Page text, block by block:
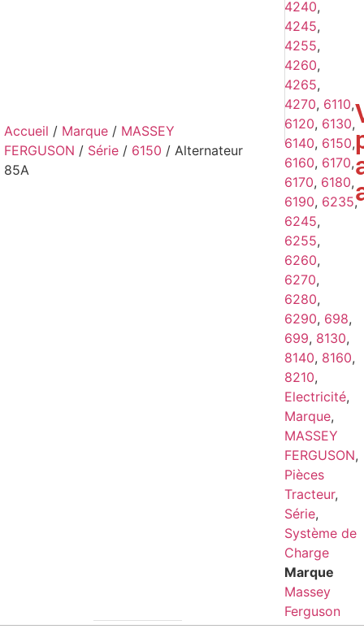
Accueil / Marque / MASSEY
FERGUSON / Série / 6150 / Alternateur
85A
4240,
4245,
4255,
4260,
4265,
4270, 6110,
6120, 6130,
6140, 6150,
6160, 6170,
6170, 6180,
6190, 6235,
6245,
6255,
6260,
6270,
6280,
6290, 698,
699, 8130,
8140, 8160,
8210,
Electricité,
Marque,
MASSEY
FERGUSON,
Pièces
Tracteur,
Série,
Système de
Charge
Marque
Massey
Ferguson